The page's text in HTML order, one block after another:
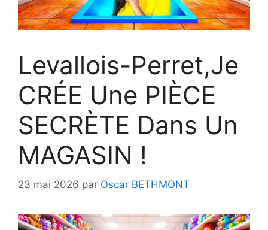
Levallois-Perret,Je
CRÉE Une PIÈCE
SECRÈTE Dans Un
MAGASIN !
23 mai 2026 par Oscar BETHMONT